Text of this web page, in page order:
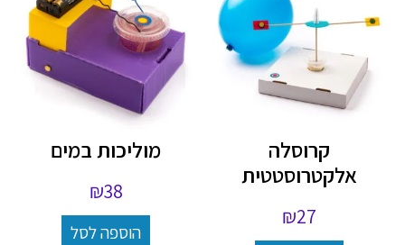
קרוסלה
אלקטרוסטטית
₪27
מוליכות במים
₪38
הוספה לסל